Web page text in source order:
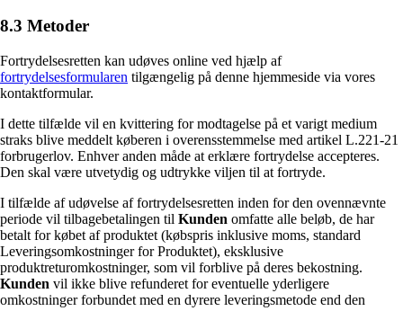
8.3 Metoder
Fortrydelsesretten kan udøves online ved hjælp af
fortrydelsesformularen tilgængelig på denne hjemmeside via vores
kontaktformular.
I dette tilfælde vil en kvittering for modtagelse på et varigt medium
straks blive meddelt køberen i overensstemmelse med artikel L.221-21
forbrugerlov. Enhver anden måde at erklære fortrydelse accepteres.
Den skal være utvetydig og udtrykke viljen til at fortryde.
I tilfælde af udøvelse af fortrydelsesretten inden for den ovennævnte
periode vil tilbagebetalingen til Kunden omfatte alle beløb, de har
betalt for købet af produktet (købspris inklusive moms, standard
Leveringsomkostninger for Produktet), eksklusive
produktreturomkostninger, som vil forblive på deres bekostning.
Kunden vil ikke blive refunderet for eventuelle yderligere
omkostninger forbundet med en dyrere leveringsmetode end den